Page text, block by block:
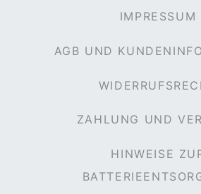
IMPRESSUM
AGB UND
ZAHLUNG UND
HINWEISE